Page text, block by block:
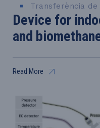
Transferència de
Device for
and
Read More